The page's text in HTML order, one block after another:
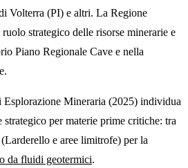
Volterra (PI) e altri. La Regione
strategico delle risorse minerarie e
Piano Regionale Cave e nella
Mineraria (2025) individua
strategico per materie prime critiche: tra
e aree limitrofe) per la
da fluidi geotermici.